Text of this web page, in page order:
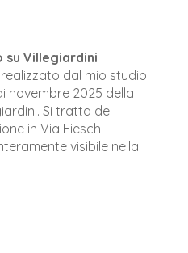
su Villegiardini
dal mio studio
novembre 2025 della
Si tratta del
in Via Fieschi
visibile nella